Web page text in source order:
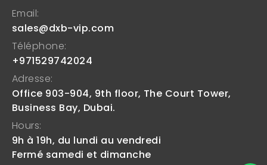
Email:
sales@dxb-vip.com
Téléphone:
+971529742024
Adresse:
Office 903-904, 9th floor, The Court Tower,
Business Bay, Dubai.
Hours:
9h à 19h, du lundi au vendredi
Fermé samedi et dimanche